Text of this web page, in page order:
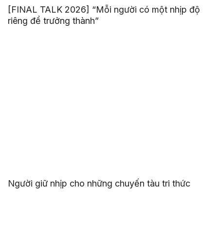
[FINAL TALK 2026] “Mỗi người có một nhịp độ
riêng để trưởng thành”
Người giữ nhịp cho những chuyến tàu tri thức